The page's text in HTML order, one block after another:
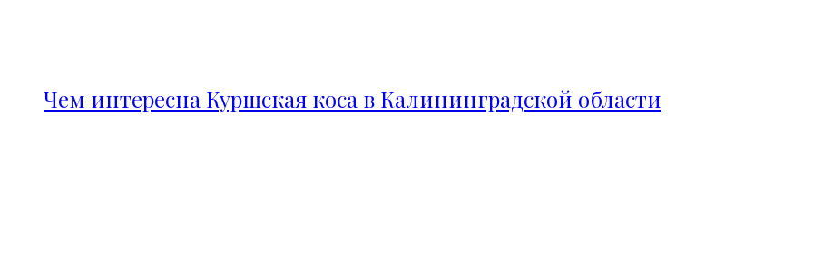
Чем интересна Куршская коса в Калининградской области